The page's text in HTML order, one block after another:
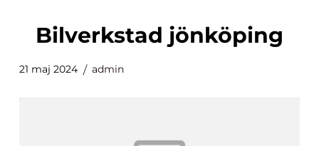
bilverkstad jönköping
21 maj 2024 admin